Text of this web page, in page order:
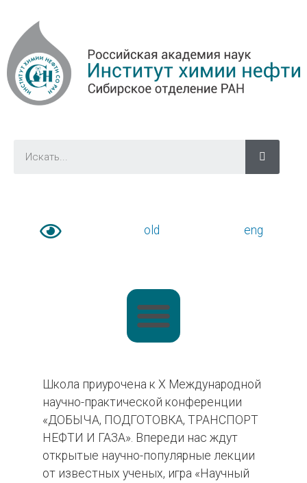
old eng
Школа приурочена к X Международной
научно-практической конференции
«ДОБЫЧА, ПОДГОТОВКА, ТРАНСПОРТ
НЕФТИ И ГАЗА». Впереди нас ждут
открытые научно-популярные лекции
от известных ученых, игра «Научный